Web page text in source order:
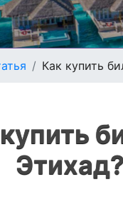
Как купить
Этихад?